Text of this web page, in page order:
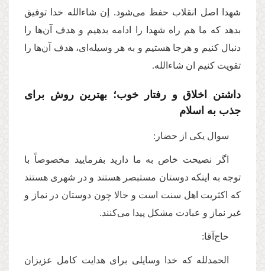
شهدا اصل انقلاب حفظ می‌شود. إن شاءالله خدا توفیق
بدهد که ما هم راه شهدا را ادامه بدهیم و هدف آن‌ها را
دنبال کنیم و هرجا هستیم و به هر وسیله‌ای، هدف آن‌ها را
تقویت کنیم ان شاء‌الله.
داشتن اخلاق و رفتار خوب؛ بهترین روش برای
جذب به اسلام
سوال یکی از حضار:
اگر نصیحت خاص به ما دارید بفرمایید مخصوصاً با
توجه به اینکه دوستان مستبصر هستند و در شهری هستند
که اکثریت اهل سنت است و حالا چون دوستان در نماز و
غیر نماز و عبادت مشکل پیدا می‌کنند.
حاج‌آقا:
الحمدلله که خدا وسایلی برای هدایت کامل عزیزان